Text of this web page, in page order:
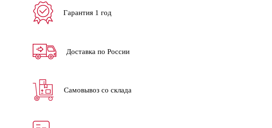
Гарантия 1 год
Доставка по России
Самовывоз со склада